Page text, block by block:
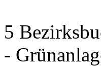
5
-